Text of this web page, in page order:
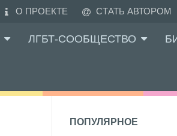
О ПРОЕКТЕ СТАТЬ АВТОРОМ
ЛГБТ-СООБЩЕСТВО
ПОПУЛЯРНОЕ